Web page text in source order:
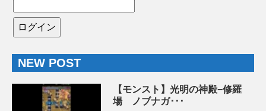
NEW POST
【モンスト】光明の神殿−修羅
場 ノブナガ･･･